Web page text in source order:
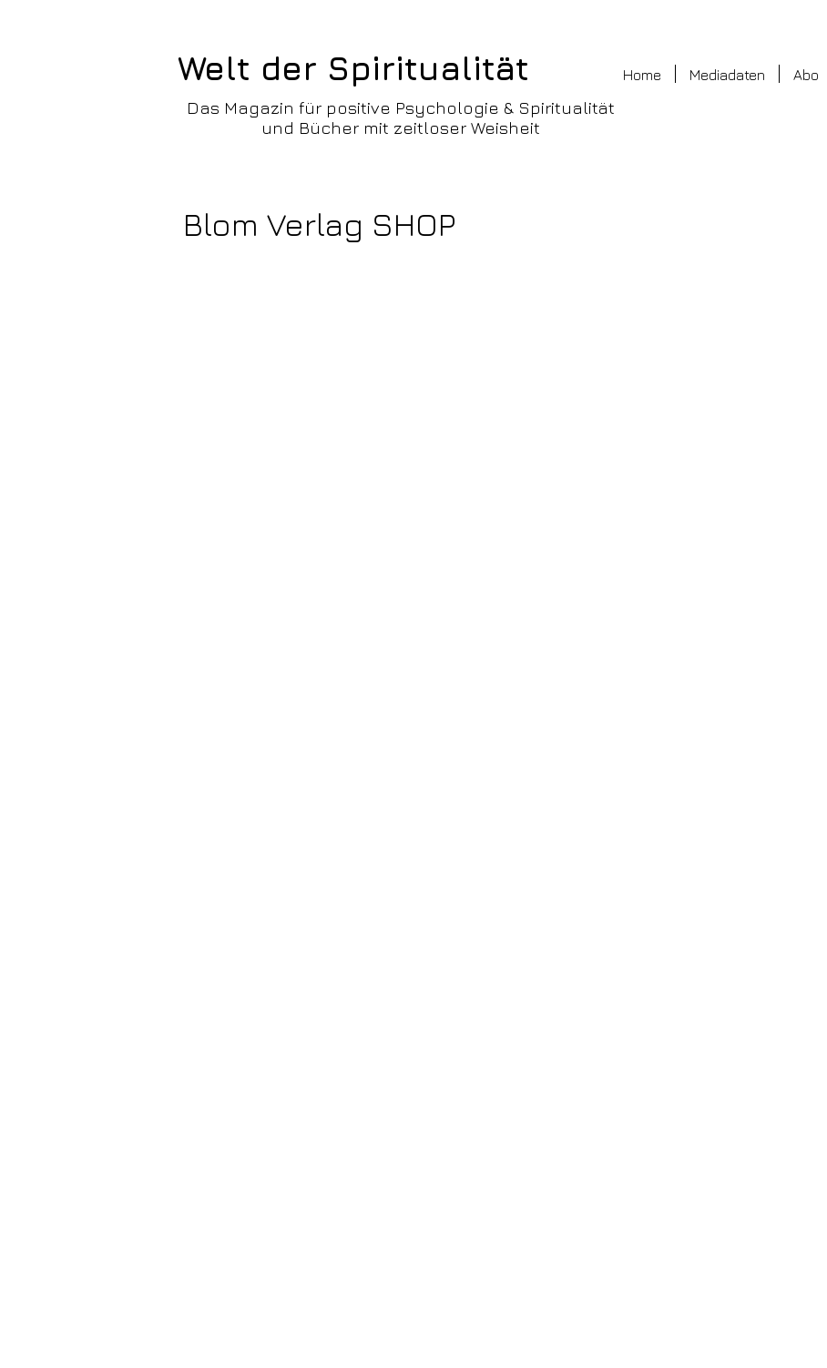
Welt der Spiritualität Home Mediadaten Abo
Das Magazin für positive Psychologie & Spiritualität
und Bücher mit zeitloser Weisheit
Blom Verlag SHOP